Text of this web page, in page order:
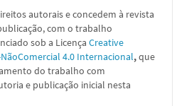
autorais e concedem à revista
com o trabalho
sob a Licença Creative
4.0 Internacional,que
do trabalho com
e publicação inicial nesta